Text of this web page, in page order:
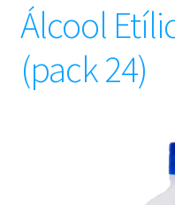
Álcool
(pack 24)